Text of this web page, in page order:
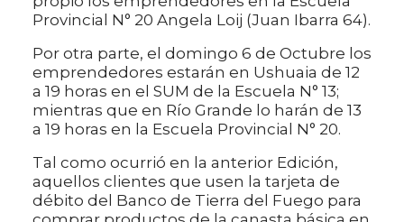
Provincial N° 20 Angela Loij (Juan Ibarra 64).
Por otra parte, el domingo 6 de Octubre los
emprendedores estarán en Ushuaia de 12
a 19 horas en el SUM de la Escuela N° 13;
mientras que en Río Grande lo harán de 13
a 19 horas en la Escuela Provincial N° 20.
Tal como ocurrió en la anterior Edición,
aquellos clientes que usen la tarjeta de
débito del Banco de Tierra del Fuego para